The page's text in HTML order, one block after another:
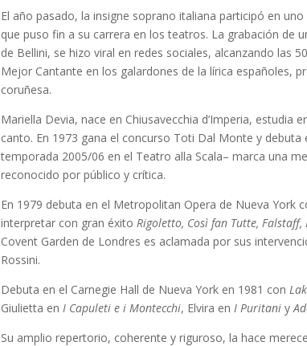
El año pasado, la insigne soprano italiana participó en
que puso fin a su carrera en los teatros. La grabación de
de Bellini, se hizo viral en redes sociales, alcanzando las
Mejor Cantante en los galardones de la lírica españoles,
coruñesa.
Mariella Devia, nace en Chiusavecchia d’Imperia, estudia
canto. En 1973 gana el concurso Toti Dal Monte y debuta
temporada 2005/06 en el Teatro alla Scala– marca una
reconocido por público y crítica.
En 1979 debuta en el Metropolitan Opera de Nueva York
interpretar con gran éxito Rigoletto, Così fan Tutte,
Covent Garden de Londres es aclamada por sus
Rossini.
Debuta en el Carnegie Hall de Nueva York en 1981 con
Giulietta en I Capuleti e i Montecchi, Elvira en I Puritani y
Su amplio repertorio, coherente y riguroso, la hace